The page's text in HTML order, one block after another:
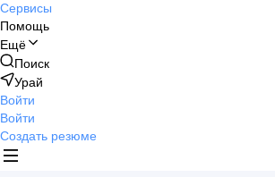
Сервисы
Помощь
Ещё
Поиск
Урай
Войти
Войти
Создать резюме